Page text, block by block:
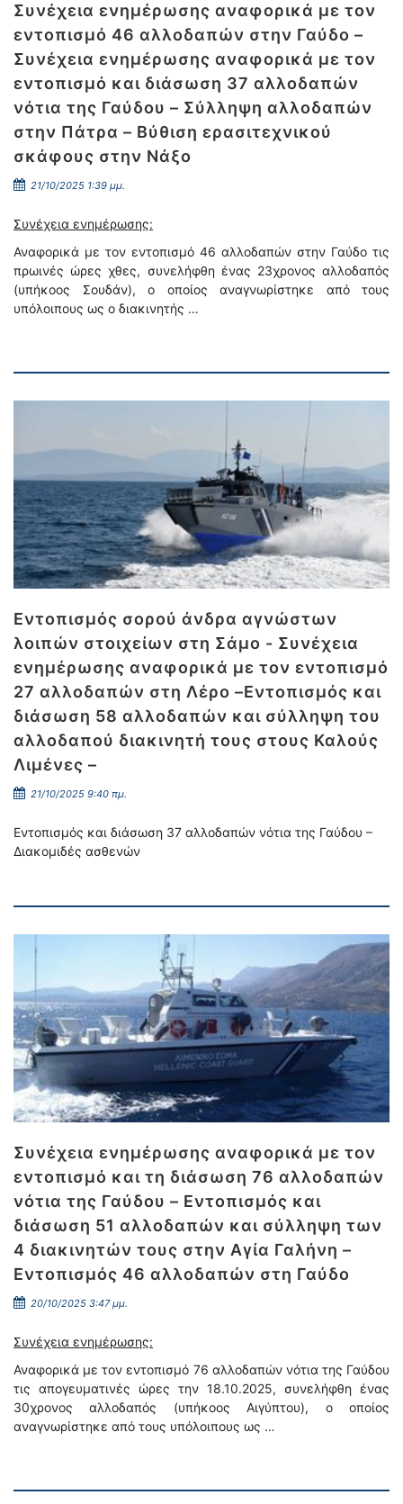
Συνέχεια ενημέρωσης αναφορικά με τον
εντοπισμό 46 αλλοδαπών στην Γαύδο –
Συνέχεια ενημέρωσης αναφορικά με τον
εντοπισμό και διάσωση 37 αλλοδαπών
νότια της Γαύδου – Σύλληψη αλλοδαπών
στην Πάτρα – Βύθιση ερασιτεχνικού
σκάφους στην Νάξο
21/10/2025 1:39 μμ.
Συνέχεια ενημέρωσης:
Αναφορικά με τον εντοπισμό 46 αλλοδαπών στην Γαύδο τις
πρωινές ώρες χθες, συνελήφθη ένας 23χρονος αλλοδαπός
(υπήκοος Σουδάν), ο οποίος αναγνωρίστηκε από τους
υπόλοιπους ως ο διακινητής …
Εντοπισμός σορού άνδρα αγνώστων
λοιπών στοιχείων στη Σάμο - Συνέχεια
ενημέρωσης αναφορικά με τον εντοπισμό
27 αλλοδαπών στη Λέρο –Εντοπισμός και
διάσωση 58 αλλοδαπών και σύλληψη του
αλλοδαπού διακινητή τους στους Καλούς
Λιμένες –
21/10/2025 9:40 πμ.
Εντοπισμός και διάσωση 37 αλλοδαπών νότια της Γαύδου –
Διακομιδές ασθενών
Συνέχεια ενημέρωσης αναφορικά με τον
εντοπισμό και τη διάσωση 76 αλλοδαπών
νότια της Γαύδου – Εντοπισμός και
διάσωση 51 αλλοδαπών και σύλληψη των
4 διακινητών τους στην Αγία Γαλήνη –
Εντοπισμός 46 αλλοδαπών στη Γαύδο
20/10/2025 3:47 μμ.
Συνέχεια ενημέρωσης:
Αναφορικά με τον εντοπισμό 76 αλλοδαπών νότια της Γαύδου
τις απογευματινές ώρες την 18.10.2025, συνελήφθη ένας
30χρονος αλλοδαπός (υπήκοος Αιγύπτου), ο οποίος
αναγνωρίστηκε από τους υπόλοιπους ως …